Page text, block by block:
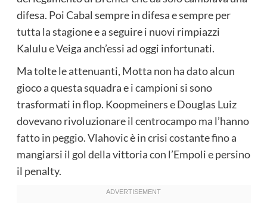
difesa. Poi Cabal sempre in difesa e sempre per
tutta la stagione e a seguire i nuovi rimpiazzi
Kalulu e Veiga anch’essi ad oggi infortunati.
Ma tolte le attenuanti, Motta non ha dato alcun
gioco a questa squadra e i campioni si sono
trasformati in flop. Koopmeiners e Douglas Luiz
dovevano rivoluzionare il centrocampo ma l’hanno
fatto in peggio. Vlahovic è in crisi costante fino a
mangiarsi il gol della vittoria con l’Empoli e persino
il penalty.